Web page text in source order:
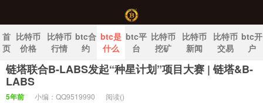
中国比特币官网
首
页
比特币
价格
比特币
行情
btc合
约
btc是
什么
btc平
台
比特币
挖矿
比特币
新闻
比特币
交易
btc开
户
链塔联合B-LABS发起“种星计划”项目大赛 | 链塔&B-
LABS
5年前 小编：QQ9519990 阅读()